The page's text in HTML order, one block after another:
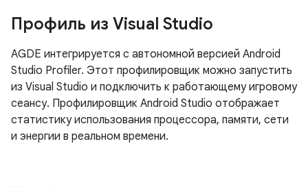
Профиль из Visual Studio
AGDE интегрируется с автономной версией Android
Studio Profiler. Этот профилировщик можно запустить
из Visual Studio и подключить к работающему игровому
сеансу. Профилировщик Android Studio отображает
статистику использования процессора, памяти, сети
и энергии в реальном времени.